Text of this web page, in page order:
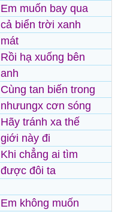
Em muốn bay qua
cả biển trời xanh
mát
Rồi hạ xuống bên
anh
Cùng tan biến trong
nhưungx cơn sóng
Hãy tránh xa thế
giới này đi
Khi chẳng ai tìm
được đôi ta
Em không muốn